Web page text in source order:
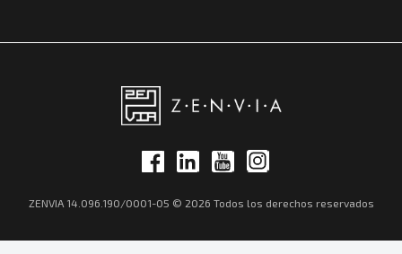
ZENVIA 14.096.190/0001-05 © 2026 Todos los derechos reservados